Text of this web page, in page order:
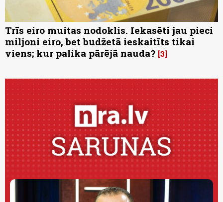
Trīs eiro muitas nodoklis. Iekasēti jau pieci
miljoni eiro, bet budžetā ieskaitīts tikai
viens; kur palika pārējā nauda? 3